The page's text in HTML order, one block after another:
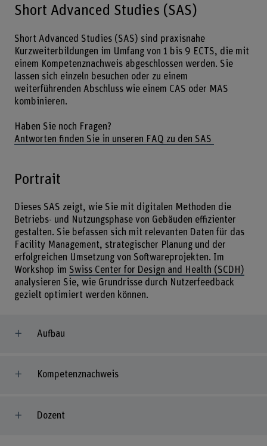
Short Advanced Studies (SAS)
Short Advanced Studies (SAS) sind praxisnahe
Kurzweiterbildungen im Umfang von 1 bis 9 ECTS, die mit
einem Kompetenznachweis abgeschlossen werden. Sie
lassen sich einzeln besuchen oder zu einem
weiterführenden Abschluss wie einem CAS oder MAS
kombinieren.
Haben Sie noch Fragen?
Antworten finden Sie in unseren FAQ zu den SAS
Portrait
Dieses SAS zeigt, wie Sie mit digitalen Methoden die
Betriebs- und Nutzungsphase von Gebäuden effizienter
gestalten. Sie befassen sich mit relevanten Daten für das
Facility Management, strategischer Planung und der
erfolgreichen Umsetzung von Softwareprojekten. Im
Workshop im Swiss Center for Design and Health (SCDH)
analysieren Sie, wie Grundrisse durch Nutzerfeedback
gezielt optimiert werden können.
Aufbau
Kompetenznachweis
Dozent